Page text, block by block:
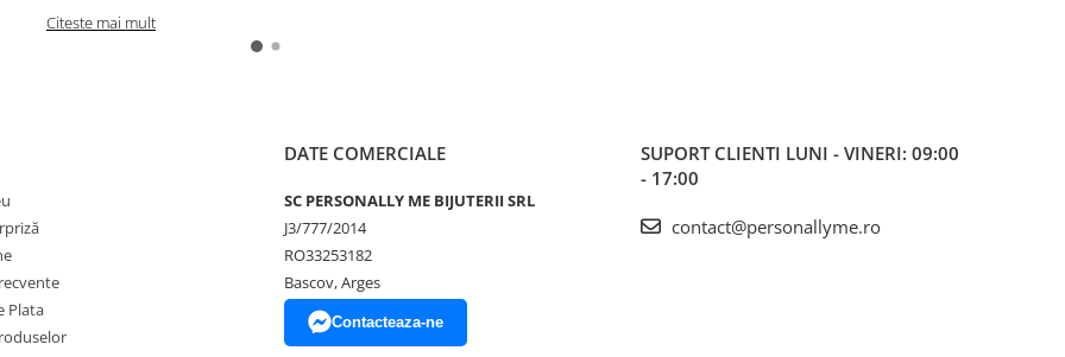
Citeste mai mult
Plata
DATE COMERCIALE
SC PERSONALLY ME BIJUTERII SRL
J3/777/2014
RO33253182
Bascov, Arges
Contacteaza-ne
SUPORT CLIENTI LUNI - VINERI: 09:00
- 17:00
contact@personallyme.ro